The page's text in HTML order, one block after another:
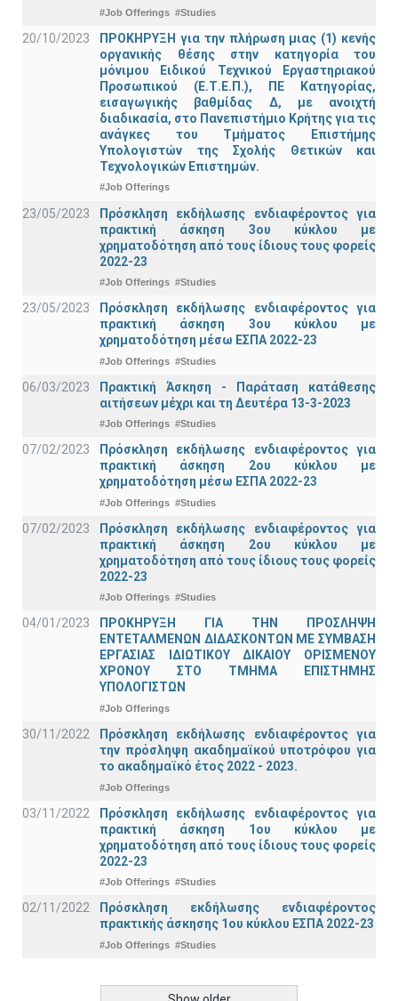
#Job Offerings #Studies
20/10/2023
ΠΡΟΚΗΡΥΞΗ για την πλήρωση μιας (1) κενής
οργανικής θέσης στην κατηγορία του
μόνιμου Ειδικού Τεχνικού Εργαστηριακού
Προσωπικού (Ε.Τ.Ε.Π.), ΠΕ Κατηγορίας,
εισαγωγικής βαθμίδας Δ, με ανοιχτή
διαδικασία, στο Πανεπιστήμιο Κρήτης για τις
ανάγκες του Τμήματος Επιστήμης
Υπολογιστών της Σχολής Θετικών και
Τεχνολογικών Επιστημών.
#Job Offerings
23/05/2023
Πρόσκληση εκδήλωσης ενδιαφέροντος για
πρακτική άσκηση 3ου κύκλου με
χρηματοδότηση από τους ίδιους τους φορείς
2022-23
#Job Offerings #Studies
23/05/2023
Πρόσκληση εκδήλωσης ενδιαφέροντος για
πρακτική άσκηση 3ου κύκλου με
χρηματοδότηση μέσω ΕΣΠΑ 2022-23
#Job Offerings #Studies
06/03/2023
Πρακτική Άσκηση - Παράταση κατάθεσης
αιτήσεων μέχρι και τη Δευτέρα 13-3-2023
#Job Offerings #Studies
07/02/2023
Πρόσκληση εκδήλωσης ενδιαφέροντος για
πρακτική άσκηση 2ου κύκλου με
χρηματοδότηση μέσω ΕΣΠΑ 2022-23
#Job Offerings #Studies
07/02/2023
Πρόσκληση εκδήλωσης ενδιαφέροντος για
πρακτική άσκηση 2ου κύκλου με
χρηματοδότηση από τους ίδιους τους φορείς
2022-23
#Job Offerings #Studies
04/01/2023
ΠΡΟΚΗΡΥΞΗ ΓΙΑ ΤΗΝ ΠΡΟΣΛΗΨΗ
ΕΝΤΕΤΑΛΜΕΝΩΝ ΔΙΔΑΣΚΟΝΤΩΝ ΜΕ ΣΥΜΒΑΣΗ
ΕΡΓΑΣΙΑΣ ΙΔΙΩΤΙΚΟΥ ΔΙΚΑΙΟΥ ΟΡΙΣΜΕΝΟΥ
ΧΡΟΝΟΥ ΣΤΟ ΤΜΗΜΑ ΕΠΙΣΤΗΜΗΣ
ΥΠΟΛΟΓΙΣΤΩΝ
#Job Offerings
30/11/2022
Πρόσκληση εκδήλωσης ενδιαφέροντος για
την πρόσληψη ακαδημαϊκoύ υποτρόφου για
το ακαδημαϊκό έτος 2022 - 2023.
#Job Offerings
03/11/2022
Πρόσκληση εκδήλωσης ενδιαφέροντος για
πρακτική άσκηση 1ου κύκλου με
χρηματοδότηση από τους ίδιους τους φορείς
2022-23
#Job Offerings #Studies
02/11/2022
Πρόσκληση εκδήλωσης ενδιαφέροντος
πρακτικής άσκησης 1ου κύκλου ΕΣΠΑ 2022-23
#Job Offerings #Studies